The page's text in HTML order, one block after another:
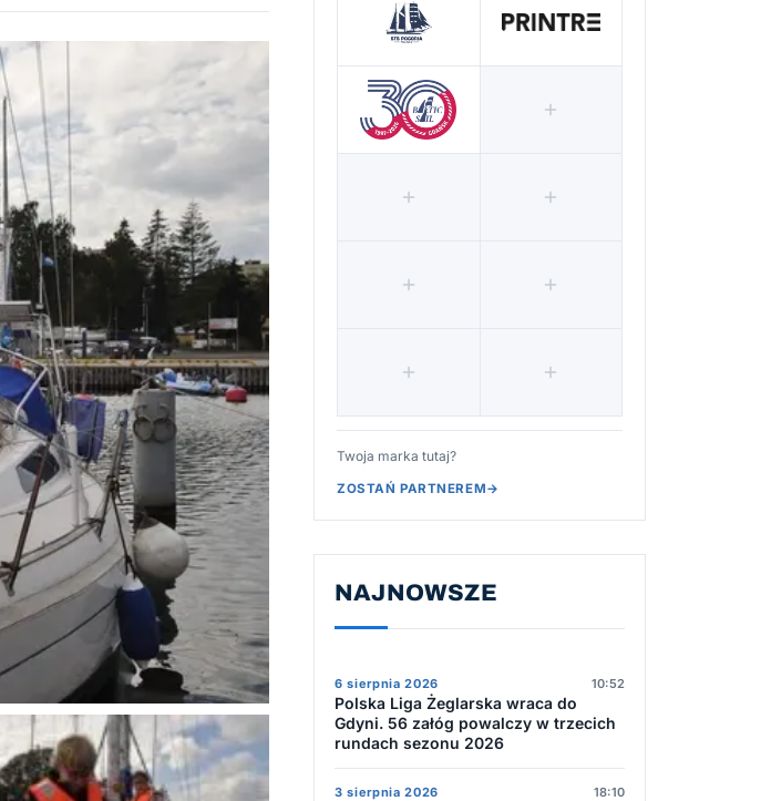
Twoja marka tutaj?
ZOSTAŃ PARTNEREM→
NAJNOWSZE
6 sierpnia 2026 10:52
Polska Liga Żeglarska wraca do
Gdyni. 56 załóg powalczy w trzecich
rundach sezonu 2026
3 sierpnia 2026 18:10